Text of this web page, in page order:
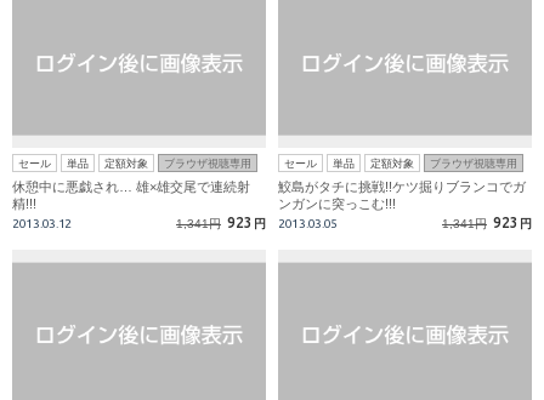
セール 単品 定額対象 ブラウザ視聴専用
休憩中に悪戯され… 雄×雄交尾で連続射
精!!!
2013.03.12 1,341円 923 円
セール 単品 定額対象 ブラウザ視聴専用
鮫島がタチに挑戦!!ケツ掘りブランコでガ
ンガンに突っこむ!!!
2013.03.05 1,341円 923 円